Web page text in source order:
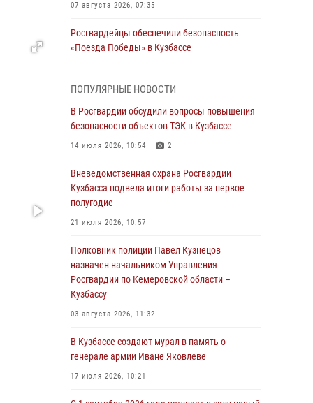
07 августа 2026, 07:35
Росгвардейцы обеспечили безопасность
«Поезда Победы» в Кузбассе
Генерал-полковник Олег Плохой поздравил
специалистов организационно-штатных
подразделений Росгвардии с
профессиональным праздником
С 1 сентября 2026 года вступает в силу новый
федеральный закон о частной охранной
Росгвардейцы задержали предполагаемого
виновника причинения ножевого ранения
кемеровчанину
06 августа 2026, 09:18
Росгвардейцы задержали мужчину,
повредившего имущество горожанки
06 августа 2026, 08:17
ПОПУЛЯРНЫЕ НОВОСТИ
В Росгвардии обсудили вопросы повышения
безопасности объектов ТЭК в Кузбассе
14 июля 2026, 10:54 2
Вневедомственная охрана Росгвардии
Кузбасса подвела итоги работы за первое
полугодие
21 июля 2026, 10:57
Полковник полиции Павел Кузнецов
назначен начальником Управления
Росгвардии по Кемеровской области –
Кузбассу
03 августа 2026, 11:32
В Кузбассе создают мурал в память о
генерале армии Иване Яковлеве
17 июля 2026, 10:21